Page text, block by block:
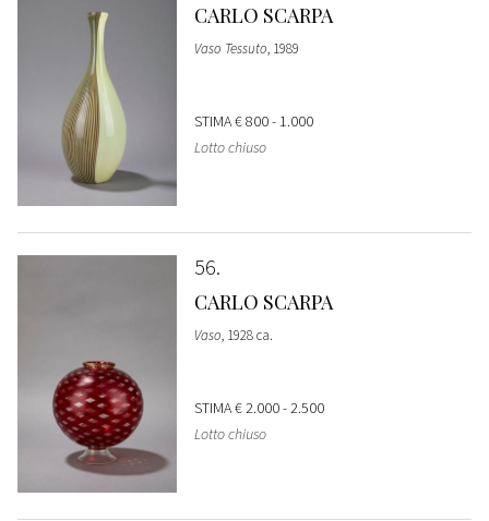
CARLO SCARPA
Vaso Tessuto, 1989
STIMA€ 800 - 1.000
Lotto chiuso
56
CARLO SCARPA
Vaso, 1928 ca.
STIMA€ 2.000 - 2.500
Lotto chiuso